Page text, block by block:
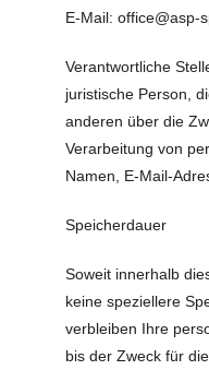
E-Mail: office@asp-
Verantwortliche
juristische Person,
anderen über die
Verarbeitung von
Namen, E-Mail-
Speicherdauer
Soweit innerhalb
keine speziellere
verbleiben Ihre
bis der Zweck für